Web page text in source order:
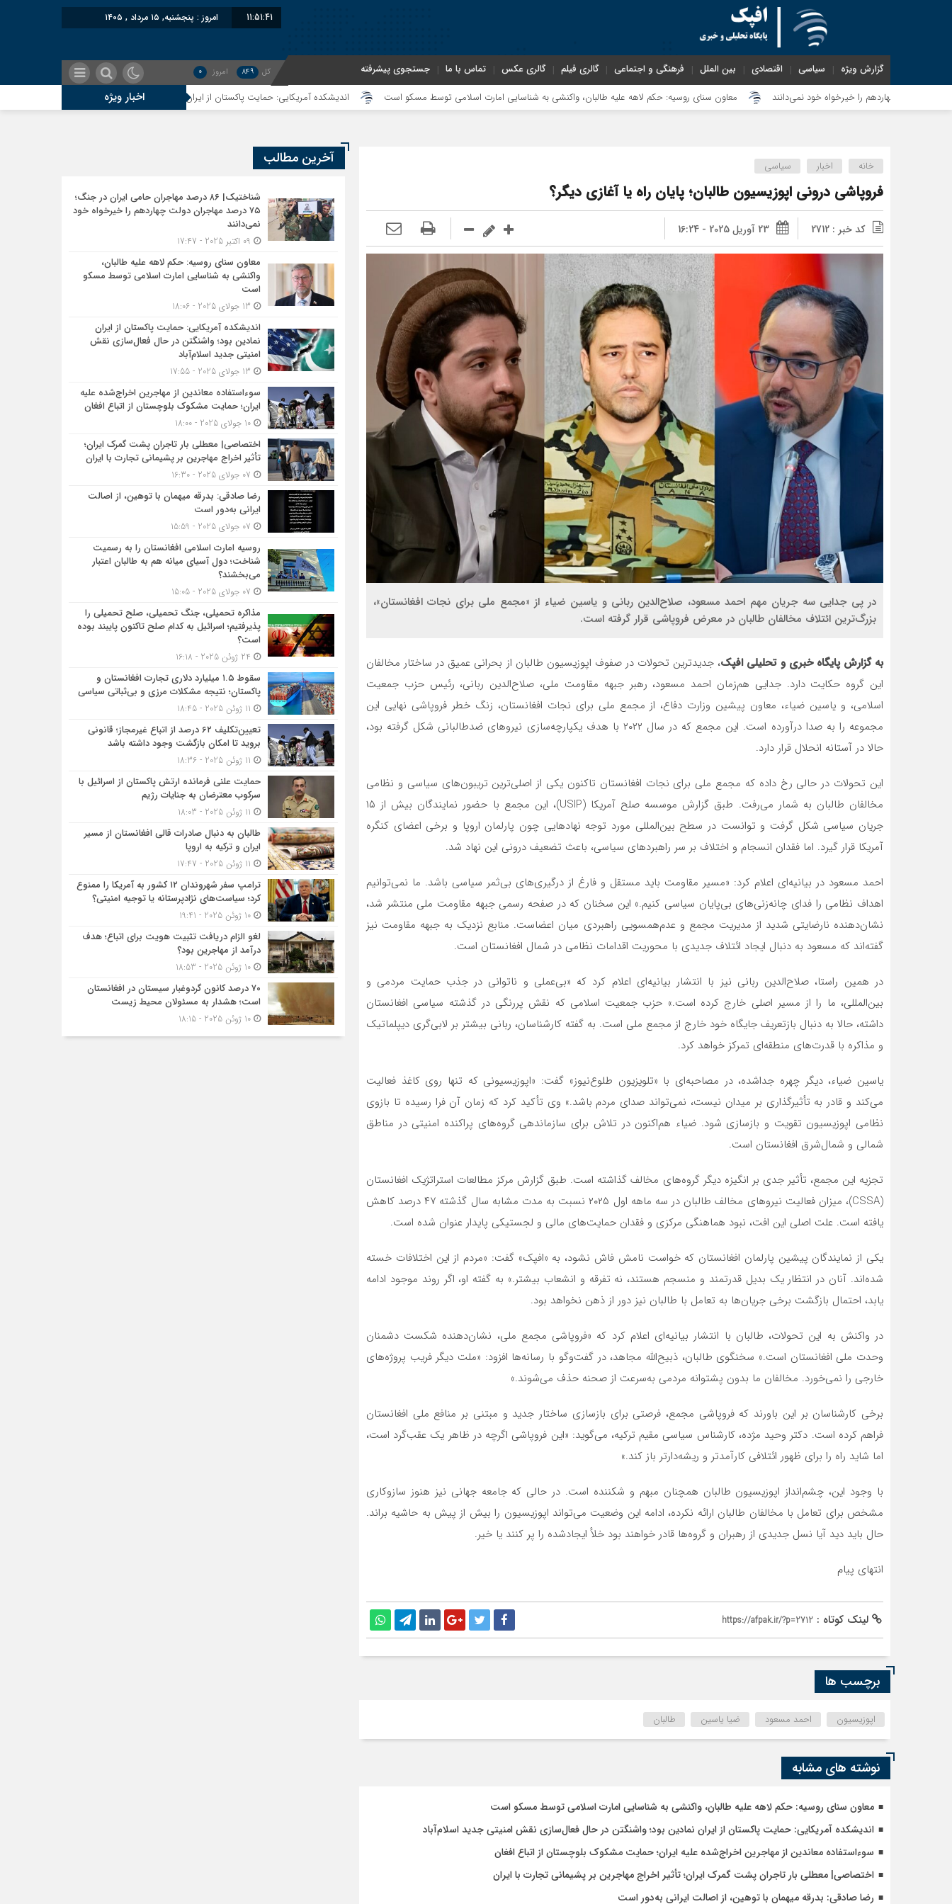
11:51:42 امروز : پنجشنبه, ۱۵ مرداد , ۱۴۰۵
گزارش ویژه سیاسی اقتصادی بین الملل فرهنگی و اجتماعی گالری فیلم گالری عکس تماس با ما جستجوی پیشرفته کل 849 امروز 0
اخبار ویژه معاون سنای روسیه: حکم لاهه علیه طالبان، واکنشی به شناسایی امارت اسلامی توسط مسکو است اندیشکده آمریکایی: حمایت پاکستان از ایران نمادین بود؛ واشنگتن در حال فعال‌سازی نقش امنیتی جدید
خانه اخبار سیاسی
فروپاشی درونی اپوزیسیون طالبان؛ پایان راه یا آغازی دیگر؟
کد خبر : 2712 23 آوریل 2025 - 16:24
در پی جدایی سه جریان مهم احمد مسعود، صلاح‌الدین ربانی و یاسین ضیاء از «مجمع ملی برای نجات افغانستان»،
بزرگ‌ترین ائتلاف مخالفان طالبان در معرض فروپاشی قرار گرفته است.
به گزارش پایگاه خبری و تحلیلی افپک، جدیدترین تحولات در صفوف اپوزیسیون طالبان از بحرانی عمیق در ساختار مخالفان
این گروه حکایت دارد. جدایی هم‌زمان احمد مسعود، رهبر جبهه مقاومت ملی، صلاح‌الدین ربانی، رئیس حزب جمعیت
اسلامی، و یاسین ضیاء، معاون پیشین وزارت دفاع، از مجمع ملی برای نجات افغانستان، زنگ خطر فروپاشی نهایی این
مجموعه را به صدا درآورده است. این مجمع که در سال ۲۰۲۲ با هدف یکپارچه‌سازی نیروهای ضدطالبانی شکل گرفته بود،
حالا در آستانه انحلال قرار دارد.
این تحولات در حالی رخ داده که مجمع ملی برای نجات افغانستان تاکنون یکی از اصلی‌ترین تریبون‌های سیاسی و نظامی
مخالفان طالبان به شمار می‌رفت. طبق گزارش موسسه صلح آمریکا (USIP)، این مجمع با حضور نمایندگان بیش از ۱۵
جریان سیاسی شکل گرفت و توانست در سطح بین‌المللی مورد توجه نهادهایی چون پارلمان اروپا و برخی اعضای کنگره
آمریکا قرار گیرد. اما فقدان انسجام و اختلاف بر سر راهبردهای سیاسی، باعث تضعیف درونی این نهاد شد.
احمد مسعود در بیانیه‌ای اعلام کرد: «مسیر مقاومت باید مستقل و فارغ از درگیری‌های بی‌ثمر سیاسی باشد. ما نمی‌توانیم
اهداف نظامی را فدای چانه‌زنی‌های بی‌پایان سیاسی کنیم.» این سخنان که در صفحه رسمی جبهه مقاومت ملی منتشر شد،
نشان‌دهنده نارضایتی شدید از مدیریت مجمع و عدم‌همسویی راهبردی میان اعضاست. منابع نزدیک به جبهه مقاومت نیز
گفته‌اند که مسعود به دنبال ایجاد ائتلاف جدیدی با محوریت اقدامات نظامی در شمال افغانستان است.
در همین راستا، صلاح‌الدین ربانی نیز با انتشار بیانیه‌ای اعلام کرد که «بی‌عملی و ناتوانی در جذب حمایت مردمی و
بین‌المللی، ما را از مسیر اصلی خارج کرده است.» حزب جمعیت اسلامی که نقش پررنگی در گذشته سیاسی افغانستان
داشته، حالا به دنبال بازتعریف جایگاه خود خارج از مجمع ملی است. به گفته کارشناسان، ربانی بیشتر بر لابی‌گری دیپلماتیک
و مذاکره با قدرت‌های منطقه‌ای تمرکز خواهد کرد.
یاسین ضیاء، دیگر چهره جداشده، در مصاحبه‌ای با «تلویزیون طلوع‌نیوز» گفت: «اپوزیسیونی که تنها روی کاغذ فعالیت
می‌کند و قادر به تأثیرگذاری بر میدان نیست، نمی‌تواند صدای مردم باشد.» وی تأکید کرد که زمان آن فرا رسیده تا بازوی
نظامی اپوزیسیون تقویت و بازسازی شود. ضیاء هم‌اکنون در تلاش برای سازماندهی گروه‌های پراکنده امنیتی در مناطق
شمالی و شمال‌شرق افغانستان است.
تجزیه این مجمع، تأثیر جدی بر انگیزه دیگر گروه‌های مخالف گذاشته است. طبق گزارش مرکز مطالعات استراتژیک افغانستان
(CSSA)، میزان فعالیت نیروهای مخالف طالبان در سه ماهه اول ۲۰۲۵ نسبت به مدت مشابه سال گذشته ۴۷ درصد کاهش
یافته است. علت اصلی این افت، نبود هماهنگی مرکزی و فقدان حمایت‌های مالی و لجستیکی پایدار عنوان شده است.
یکی از نمایندگان پیشین پارلمان افغانستان که خواست نامش فاش نشود، به «افپک» گفت: «مردم از این اختلافات خسته
شده‌اند. آنان در انتظار یک بدیل قدرتمند و منسجم هستند، نه تفرقه و انشعاب بیشتر.» به گفته او، اگر روند موجود ادامه
یابد، احتمال بازگشت برخی جریان‌ها به تعامل با طالبان نیز دور از ذهن نخواهد بود.
در واکنش به این تحولات، طالبان با انتشار بیانیه‌ای اعلام کرد که «فروپاشی مجمع ملی، نشان‌دهنده شکست دشمنان
وحدت ملی افغانستان است.» سخنگوی طالبان، ذبیح‌الله مجاهد، در گفت‌وگو با رسانه‌ها افزود: «ملت دیگر فریب پروژه‌های
خارجی را نمی‌خورد. مخالفان ما بدون پشتوانه مردمی به‌سرعت از صحنه حذف می‌شوند.»
برخی کارشناسان بر این باورند که فروپاشی مجمع، فرصتی برای بازسازی ساختار جدید و مبتنی بر منافع ملی افغانستان
فراهم کرده است. دکتر وحید مژده، کارشناس سیاسی مقیم ترکیه، می‌گوید: «این فروپاشی اگرچه در ظاهر یک عقب‌گرد است،
اما شاید راه را برای ظهور ائتلافی کارآمدتر و ریشه‌دارتر باز کند.»
با وجود این، چشم‌انداز اپوزیسیون طالبان همچنان مبهم و شکننده است. در حالی که جامعه جهانی نیز هنوز سازوکاری
مشخص برای تعامل با مخالفان طالبان ارائه نکرده، ادامه این وضعیت می‌تواند اپوزیسیون را بیش از پیش به حاشیه براند.
حال باید دید آیا نسل جدیدی از رهبران و گروه‌ها قادر خواهند بود خلأ ایجادشده را پر کنند یا خیر.
انتهای پیام
لینک کوتاه : https://afpak.ir/?p=2712
برچسب ها
اپوزیسیون احمد مسعود ضیا یاسین طالبان
نوشته های مشابه
معاون سنای روسیه: حکم لاهه علیه طالبان، واکنشی به شناسایی امارت اسلامی توسط مسکو است
اندیشکده آمریکایی: حمایت پاکستان از ایران نمادین بود؛ واشنگتن در حال فعال‌سازی نقش امنیتی جدید اسلام‌آباد
سوءاستفاده معاندین از مهاجرین اخراج‌شده علیه ایران؛ حمایت مشکوک بلوچستان از اتباع افغان
اختصاصی| معطلی بار تاجران پشت گمرک ایران؛ تأثیر اخراج مهاجرین بر پشیمانی تجارت با ایران
رضا صادقی: بدرقه میهمان با توهین، از اصالت ایرانی به‌دور است
آخرین مطالب
شناختیک| ۸۶ درصد مهاجران حامی ایران در جنگ؛
۷۵ درصد مهاجران دولت چهاردهم را خیرخواه خود
نمی‌دانند
معاون سنای روسیه: حکم لاهه علیه طالبان،
واکنشی به شناسایی امارت اسلامی توسط مسکو
است
اندیشکده آمریکایی: حمایت پاکستان از ایران
نمادین بود؛ واشنگتن در حال فعال‌سازی نقش
امنیتی جدید اسلام‌آباد
سوءاستفاده معاندین از مهاجرین اخراج‌شده علیه
ایران؛ حمایت مشکوک بلوچستان از اتباع افغان
10 جولای 2025 - 18:00
اختصاصی| معطلی بار تاجران پشت گمرک ایران؛
تأثیر اخراج مهاجرین بر پشیمانی تجارت با ایران
رضا صادقی: بدرقه میهمان با توهین، از اصالت
ایرانی به‌دور است
روسیه امارت اسلامی افغانستان را به رسمیت
شناخت؛ دول آسیای میانه هم به طالبان اعتبار
می‎‌بخشند؟
مذاکره تحمیلی، جنگ تحمیلی، صلح تحمیلی را
پذیرفتیم؛ اسرائیل به کدام صلح تاکنون پایبند بوده
است؟
سقوط ۱.۵ میلیارد دلاری تجارت افغانستان و
پاکستان؛ نتیجه مشکلات مرزی و بی‌ثباتی سیاسی
تعیین‌تکلیف ۶۲ درصد از اتباع غیرمجاز؛ قانونی
بروید تا امکان بازگشت وجود داشته باشد
حمایت علنی فرمانده ارتش پاکستان از اسرائیل با
سرکوب معترضان به جنایات رژیم
طالبان به دنبال صادرات قالی افغانستان از مسیر
ایران و ترکیه به اروپا
ترامپ سفر شهروندان ۱۲ کشور به آمریکا را ممنوع
کرد؛ سیاست‌های نژادپرستانه یا توجیه امنیتی؟
10 ژوئن 2025 - 19:41
لغو الزام دریافت تثبیت هویت برای اتباع؛ هدف
درآمد از مهاجرین بود؟
10 ژوئن 2025 - 18:53
۷۰ درصد کانون گردوغبار سیستان در افغانستان
است؛ هشدار به مسئولان محیط زیست
10 ژوئن 2025 - 18:15